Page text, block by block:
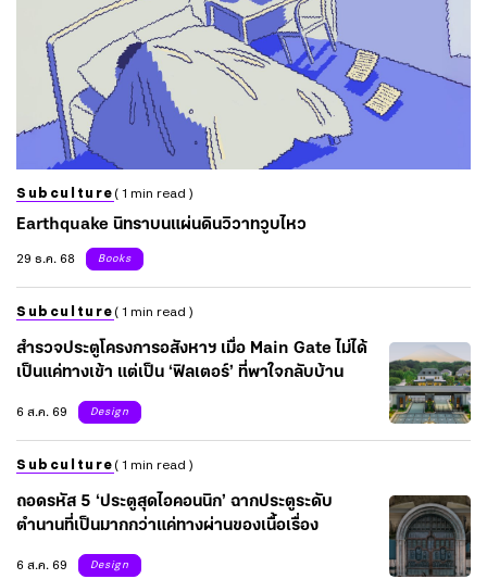
Subculture ( 1 min read )
Earthquake นิทราบนแผ่นดินวิวาทวูบไหว
29 ธ.ค. 68
Books
Subculture ( 1 min read )
สำรวจประตูโครงการอสังหาฯ เมื่อ Main Gate ไม่ได้
เป็นแค่ทางเข้า แต่เป็น ‘ฟิลเตอร์’ ที่พาใจกลับบ้าน
6 ส.ค. 69
Design
Subculture ( 1 min read )
ถอดรหัส 5 ‘ประตูสุดไอคอนนิก’ ฉากประตูระดับ
ตำนานที่เป็นมากกว่าแค่ทางผ่านของเนื้อเรื่อง
6 ส.ค. 69
Design